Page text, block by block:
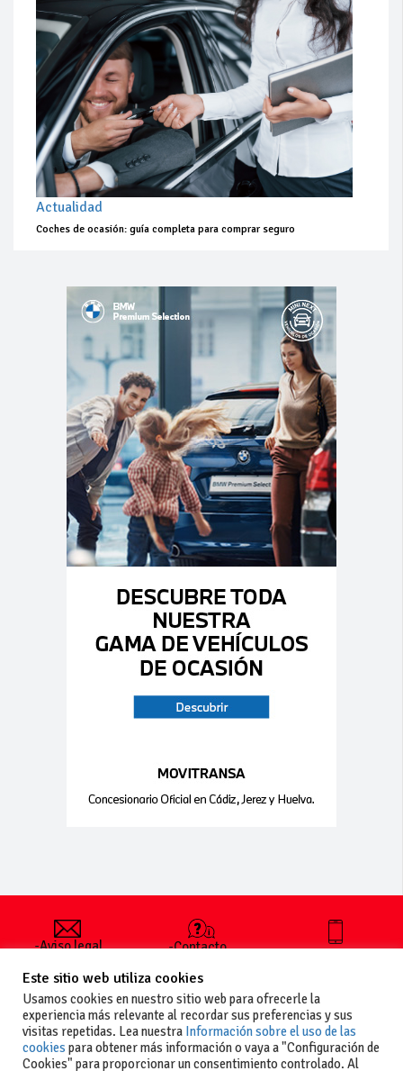
Actualidad
Coches de ocasión: guía completa para comprar seguro
-Aviso legal
generales
de uso
-Política de
privacidad
-Política de
-Contacto
publicar un
anuncio
-Vende+
+34 627 35
Este sitio web utiliza cookies
Usamos cookies en nuestro sitio web para ofrecerle la
experiencia más relevante al recordar sus preferencias y sus
visitas repetidas. Lea nuestra Información sobre el uso de las
cookies para obtener más información o vaya a "Configuración de
Cookies" para proporcionar un consentimiento controlado. Al